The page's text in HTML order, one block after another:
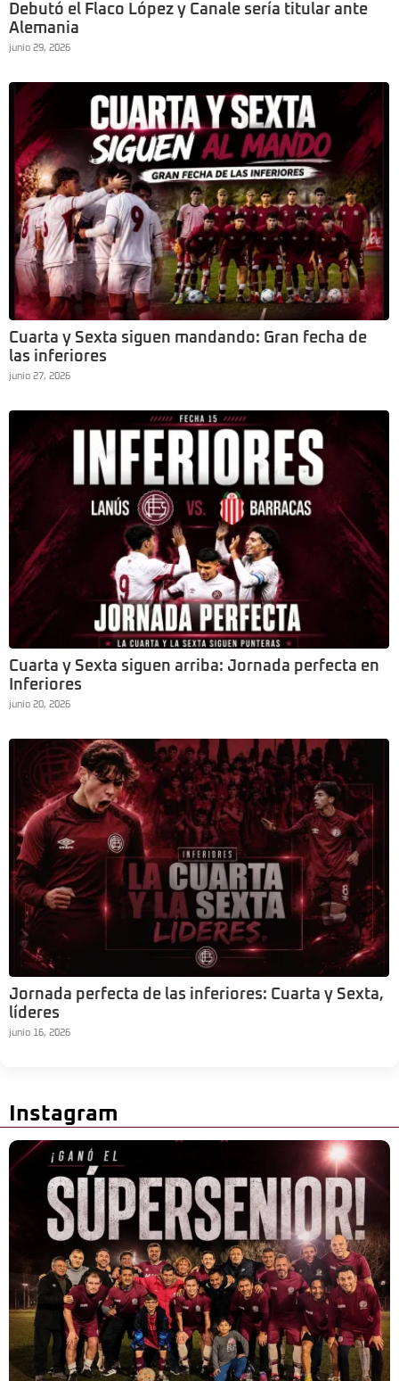
Debutó el Flaco López y Canale sería titular ante
Alemania
junio 29, 2026
Cuarta y Sexta siguen mandando: Gran fecha de
las inferiores
junio 27, 2026
Cuarta y Sexta siguen arriba: Jornada perfecta en
Inferiores
junio 20, 2026
Jornada perfecta de las inferiores: Cuarta y Sexta,
líderes
junio 16, 2026
Instagram